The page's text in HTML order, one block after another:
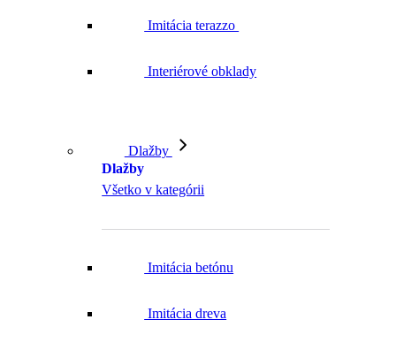
Imitácia terazzo
Interiérové obklady
Dlažby
Dlažby
Všetko v kategórii
Imitácia betónu
Imitácia dreva